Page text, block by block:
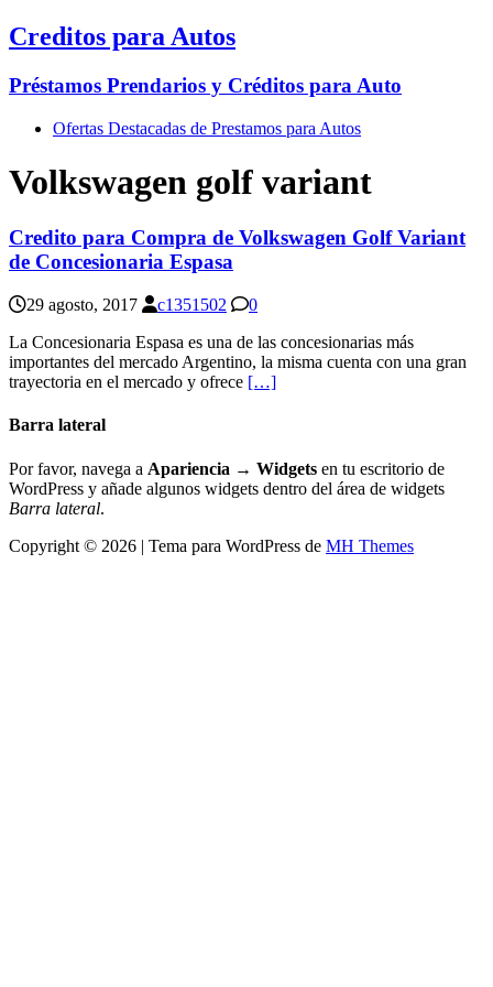
Creditos para Autos
Préstamos Prendarios y Créditos para Auto
Ofertas Destacadas de Prestamos para Autos
Volkswagen golf variant
Credito para Compra de Volkswagen Golf Variant
de Concesionaria Espasa
29 agosto, 2017 c1351502
0
La Concesionaria Espasa es una de las concesionarias más
importantes del mercado Argentino, la misma cuenta con una gran
trayectoria en el mercado y ofrece […]
Barra lateral
Por favor, navega a Apariencia → Widgets en tu escritorio de
WordPress y añade algunos widgets dentro del área de widgets
Barra lateral.
Copyright © 2026 | Tema para WordPress de MH Themes